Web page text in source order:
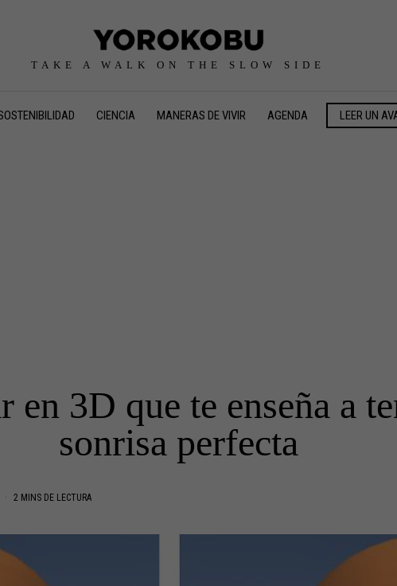
TAKE A WALK ON THE SLOW SIDE
CIENCIA MANERAS DE VIVIR AGENDA LEER UN
en 3D que te enseña a
sonrisa perfecta
2 MINS DE LECTURA